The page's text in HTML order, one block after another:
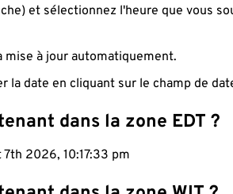
et sélectionnez l'heure que vous
mise à jour automatiquement.
la date en cliquant sur le champ de
dans la zone EDT ?
2026, 10:17:34 pm